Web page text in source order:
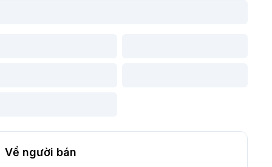
Về người bán